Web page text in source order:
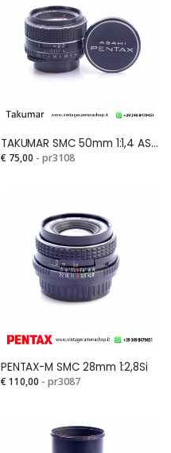
TAKUMAR SMC 50mm 1:1,4 ASAHISi
€ 75,00 - pr3108
PENTAX-M SMC 28mm 1:2,8Si
€ 110,00 - pr3087
K 3. Ditta molto seria e
competente, molto
veloci ed onesti. La
consiglio
sicuramente....